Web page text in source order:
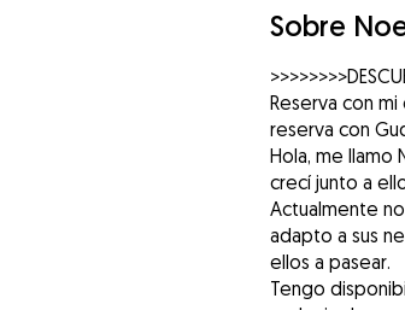
Sobre
Reserva con
reserva con
Hola, me llamo
crecí junto a
Actualmente
adapto a sus
ellos a pasear.
Tengo